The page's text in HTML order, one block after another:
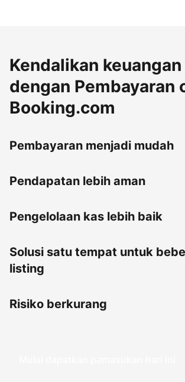
Kendalikan
dengan Pembayaran
Booking.com
Pembayaran menjadi mudah
Pendapatan lebih aman
Pengelolaan kas lebih baik
Solusi satu tempat untuk
listing
Risiko berkurang
Mulai dapatkan pemasukan hari ini